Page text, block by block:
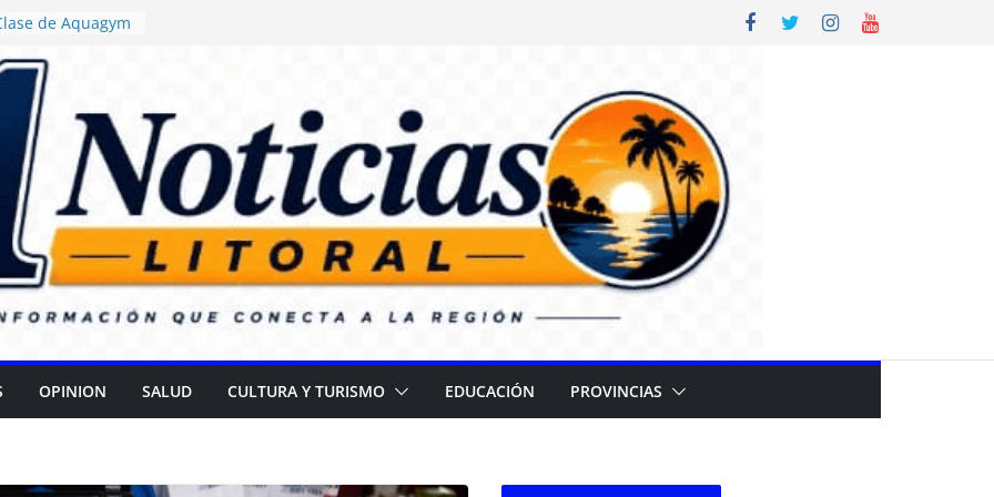
de Aquagym
ordenó
alimentos con
en escuelas
Rossi
Centro de Salud
para
Día de las
OPINION SALUD CULTURA Y TURISMO EDUCACIÓN PROVINCIAS